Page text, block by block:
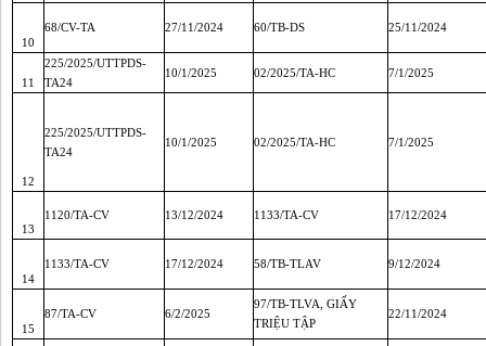
10
68/CV-TA 27/11/2024 60/TB-DS 25/11/2024
11
225/2025/UTTPDS-
TA24
10/1/2025 02/2025/TA-HC 7/1/2025
12
225/2025/UTTPDS-
TA24
10/1/2025 02/2025/TA-HC 7/1/2025
13
1120/TA-CV 13/12/2024 1133/TA-CV 17/12/2024
14
1133/TA-CV 17/12/2024 58/TB-TLAV 9/12/2024
15
87/TA-CV 6/2/2025
97/TB-TLVA, GIẤY
TRIỆU TẬP
22/11/2024